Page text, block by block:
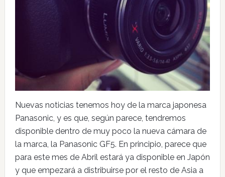
Nuevas noticias tenemos hoy de la marca japonesa
Panasonic, y es que, según parece, tendremos
disponible dentro de muy poco la nueva cámara de
la marca, la Panasonic GF5. En principio, parece que
para este mes de Abril estará ya disponible en Japón
y que empezará a distribuirse por el resto de Asia a